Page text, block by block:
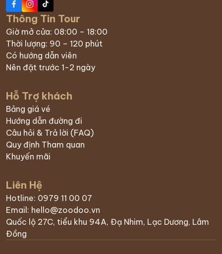
Thông Tin Tour
Giờ mở cửa: 08:00 – 18:00
Thời lượng: 90 – 120 phút
Có hướng dẫn viên
Nên đặt trước 1-2 ngày
Hỗ Trợ khách
Bảng giá vé
Hướng dẫn đường đi
Câu hỏi & Trả lời (FAQ)
Quy định Tham quan
Khuyến mãi
Liên Hệ
Hotline: 0979 11 00 07
Email: hello@zoodoo.vn
Quốc lộ 27C, tiểu khu 94A, Đạ Nhim, Lạc Dương, Lâm
Đồng